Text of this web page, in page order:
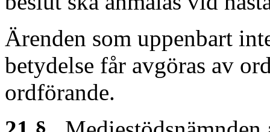
Ärenden som uppenbart
betydelse får avgöras av
ordförande.